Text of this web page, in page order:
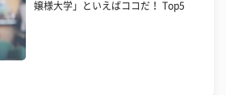
嬢様大学」といえばココだ！ Top5